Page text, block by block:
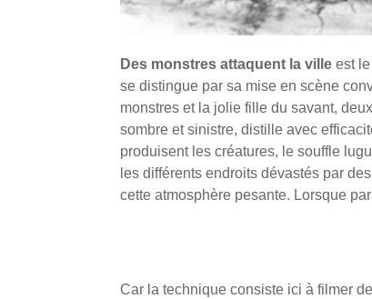
Des monstres attaquent la ville est
se distingue par sa mise en scène
monstres et la jolie fille du savant,
sombre et sinistre, distille avec
produisent les créatures, le souffle
les différents endroits dévastés par
cette atmosphère pesante. Lorsque
Car la technique consiste ici à filmer